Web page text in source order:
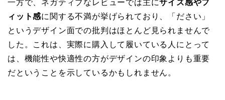
一方で、ネガティブなレビューでは主にサイズ感やフ
ィット感に関する不満が挙げられており、「ださい」
というデザイン面での批判はほとんど見られませんで
した。これは、実際に購入して履いている人にとって
は、機能性や快適性の方がデザインの印象よりも重要
だということを示しているかもしれません。